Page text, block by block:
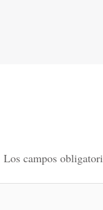
Los campos